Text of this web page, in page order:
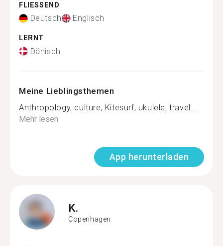
FLIESSEND
Deutsch Englisch
LERNT
Dänisch
Meine Lieblingsthemen
Anthropology, culture, Kitesurf, ukulele, travel...
Mehr lesen
App herunterladen
K.
Copenhagen